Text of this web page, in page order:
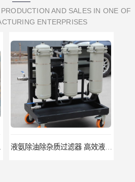
AND SALES IN ONE OF
ENTERPRISES
液氨除油除杂质过滤器 高效液氨过滤器生产厂家